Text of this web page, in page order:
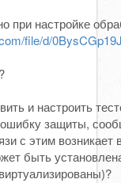
при настройке
file/d/
и настроить
защиты,
с этим возникает
быть